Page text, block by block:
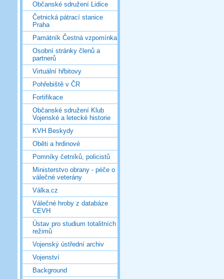
Občanské sdružení Lidice
Četnická pátrací stanice
Praha
Památník Čestná vzpomínka
Osobní stránky členů a
partnerů
Virtuální hřbitovy
Pohřebiště v ČR
Fortifikace
Občanské sdružení Klub
Vojenské a letecké historie
KVH Beskydy
Oběti a hrdinové
Pomníky četníků, policistů
Ministerstvo obrany - péče o
válečné veterány
Válka.cz
Válečné hroby z databáze
CEVH
Ústav pro studium totalitních
režimů
Vojenský ústřední archiv
Vojenství
Background